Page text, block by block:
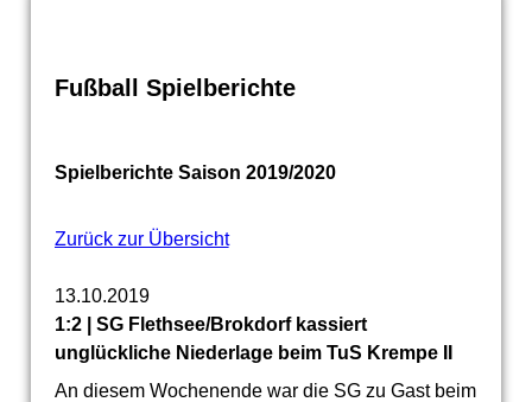
Fußball Spielberichte
Spielberichte Saison 2019/2020
Zurück zur Übersicht
13.10.2019
1:2 | SG Flethsee/Brokdorf kassiert
unglückliche Niederlage beim TuS Krempe II
An diesem Wochenende war die SG zu Gast beim